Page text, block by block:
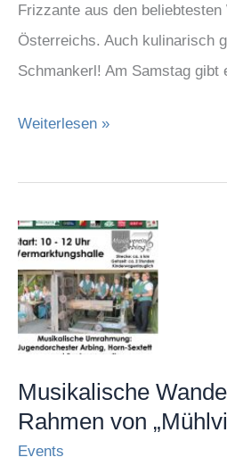
Frizzante aus den beliebtesten
Österreichs. Auch kulinarisch
Schmankerl! Am Samstag gibt
Weiterlesen »
Musikalische
Rahmen von
Events
Musikalische
Wanderung
im
Rahmen
von
„Mühlviertel
erklingt“